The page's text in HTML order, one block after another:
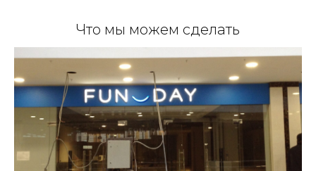
Что мы можем сделать